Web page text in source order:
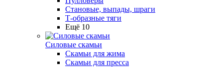
Становые, выпады, шраги
Т-образные тяги
Ещё 10
Силовые скамьи
Скамьи для жима
Скамьи для пресса